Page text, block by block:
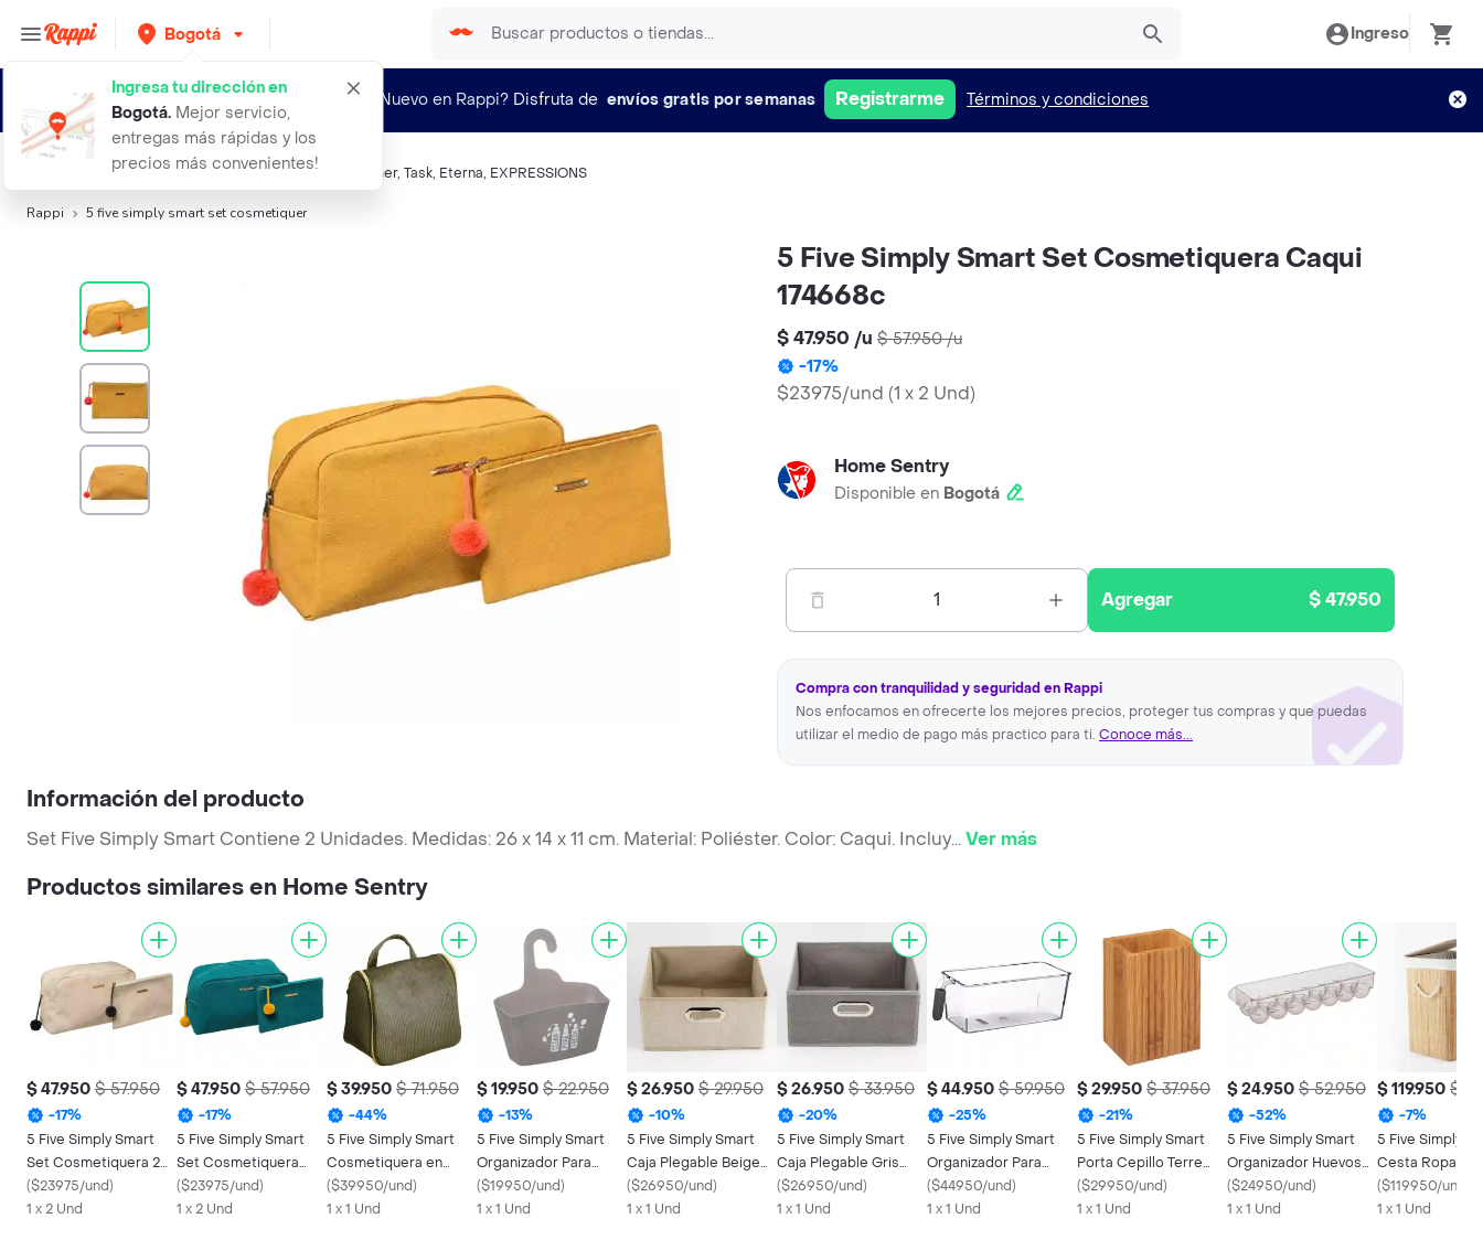
Bogotá
Ingresa tu dirección en
Bogotá. Mejor servicio,
entregas más rápidas y los
precios más convenientes!
Ingreso
¿Nuevo en Rappi? Disfruta de envíos gratis por semanas Registrarme Términos y condiciones
Búsquedas relacionadas:Organizadores de ropa Binner, Task, Eterna, EXPRESSIONS
Rappi 5 five simply smart set cosmetiquer
5 Five Simply Smart Set Cosmetiquera Caqui
174668c
$ 47.950 /u $ 57.950/u
-17%
$23975/und (1 x 2 Und)
Home Sentry
Disponible en Bogotá
1 Agregar $ 47.950
Compra con tranquilidad y seguridad en Rappi
Nos enfocamos en ofrecerte los mejores precios, proteger tus compras y que puedas
utilizar el medio de pago más practico para ti. Conoce más...
Información del producto
Set Five Simply Smart Contiene 2 Unidades. Medidas: 26 x 14 x 11 cm. Material: Poliéster. Color: Caqui. Incluy...Ver más
Productos similares en Home Sentry
$ 47.950 $ 57.950
-17%
5 Five Simply Smart
Set Cosmetiquera 2
Beige 174668a
($23975/und)
1 x 2 Und
$ 47.950 $ 57.950
-17%
5 Five Simply Smart
Set Cosmetiquera
Verde Petróleo
174668d
($23975/und)
1 x 2 Und
$ 39.950 $ 71.950
-44%
5 Five Simply Smart
Cosmetiquera en
Pana Negro 174516b
($39950/und)
1 x 1 Und
$ 19.950 $ 22.950
-13%
5 Five Simply Smart
Organizador Para
Baño Five 116952
($19950/und)
1 x 1 Und
$ 26.950 $ 29.950
-10%
5 Five Simply Smart
Caja Plegable Beige
Lino
($26950/und)
1 x 1 Und
$ 26.950 $ 33.950
-20%
5 Five Simply Smart
Caja Plegable Gris
Lino 138886c
($26950/und)
1 x 1 Und
$ 44.950 $ 59.950
-25%
5 Five Simply Smart
Organizador Para
Nevera Plástico
167788
($44950/und)
1 x 1 Und
$ 29.950 $ 37.950
-21%
5 Five Simply Smart
Porta Cepillo Terre
Bambú 174534
($29950/und)
1 x 1 Und
$ 24.950 $ 52.950
-52%
5 Five Simply Smart
Organizador Huevos
Plástico 146479
($24950/und)
1 x 1 Und
$ 119.950 $
-7%
5 Five Simply
Cesta Ropa
Bam 161045an
($119950/und
1 x 1 Und